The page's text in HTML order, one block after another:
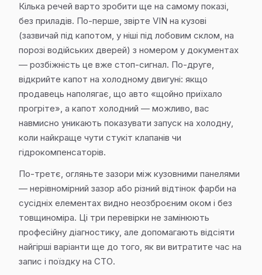
Кілька речей варто зробити ще на самому показі,
без приладів. По-перше, звірте VIN на кузові
(зазвичай під капотом, у ніші під лобовим склом, на
порозі водійських дверей) з номером у документах
— розбіжність це вже стоп-сигнал. По-друге,
відкрийте капот на холодному двигуні: якщо
продавець наполягає, що авто «щойно приїхало
прогріте», а капот холодний — можливо, вас
навмисно уникають показувати запуск на холодну,
коли найкраще чути стукіт клапанів чи
гідрокомпенсаторів.
По-третє, огляньте зазори між кузовними панелями
— нерівномірний зазор або різний відтінок фарби на
сусідніх елементах видно неозброєним оком і без
товщиноміра. Ці три перевірки не замінюють
професійну діагностику, але допомагають відсіяти
найгірші варіанти ще до того, як ви витратите час на
запис і поїздку на СТО.